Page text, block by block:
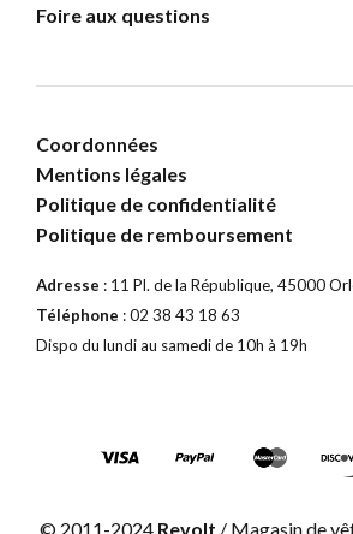
Foire aux questions
Coordonnées
Mentions légales
Politique de confidentialité
Politique de remboursement
Adresse : 11 Pl. de la République, 45000
Téléphone : 02 38 43 18 63
Dispo du lundi au samedi de 10h à 19h
© 2011-2024 Revolt / Magasin de